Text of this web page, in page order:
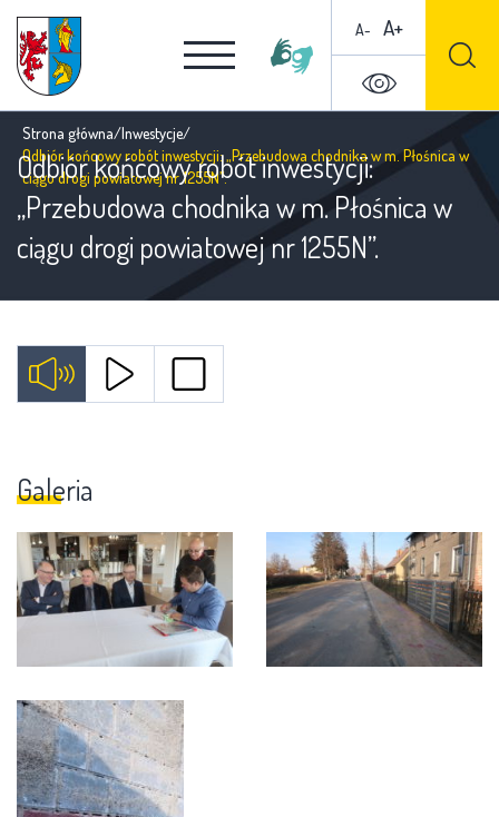
A- A+
Strona główna/Inwestycje/
Odbiór końcowy robót inwestycji: „Przebudowa chodnika w m. Płośnica w
ciągu drogi powiatowej nr 1255N”.
Odbiór końcowy robót inwestycji:
„Przebudowa chodnika w m. Płośnica w
ciągu drogi powiatowej nr 1255N”.
Galeria